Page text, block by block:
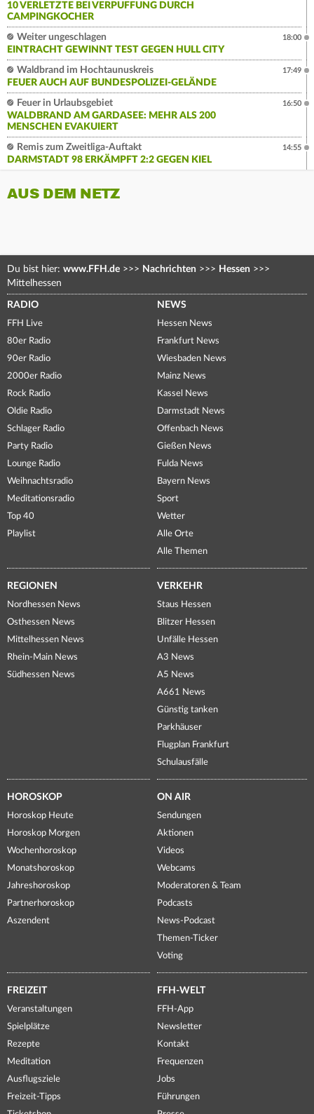
10 VERLETZTE BEI VERPUFFUNG DURCH
CAMPINGKOCHER
Weiter ungeschlagen
EINTRACHT GEWINNT TEST GEGEN HULL CITY
18:00
Waldbrand im Hochtaunuskreis
FEUER AUCH AUF BUNDESPOLIZEI-GELÄNDE
17:49
Feuer in Urlaubsgebiet
WALDBRAND AM GARDASEE: MEHR ALS 200
MENSCHEN EVAKUIERT
16:50
Remis zum Zweitliga-Auftakt
DARMSTADT 98 ERKÄMPFT 2:2 GEGEN KIEL
14:55
AUS DEM NETZ
Du bist hier: www.FFH.de >>> Nachrichten >>> Hessen >>>
Mittelhessen
RADIO
FFH Live
80er Radio
90er Radio
2000er Radio
Rock Radio
Oldie Radio
Schlager Radio
Party Radio
Lounge Radio
Weihnachtsradio
Meditationsradio
Top 40
Playlist
NEWS
Hessen News
Frankfurt News
Wiesbaden News
Mainz News
Kassel News
Darmstadt News
Offenbach News
Gießen News
Fulda News
Bayern News
Sport
Wetter
Alle Orte
Alle Themen
REGIONEN
Nordhessen News
Osthessen News
Mittelhessen News
Rhein-Main News
Südhessen News
VERKEHR
Staus Hessen
Blitzer Hessen
Unfälle Hessen
A3 News
A5 News
A661 News
Günstig tanken
Parkhäuser
Flugplan Frankfurt
Schulausfälle
HOROSKOP
Horoskop Heute
Horoskop Morgen
Wochenhoroskop
Monatshoroskop
Jahreshoroskop
Partnerhoroskop
Aszendent
ON AIR
Sendungen
Aktionen
Videos
Webcams
Moderatoren & Team
Podcasts
News-Podcast
Themen-Ticker
Voting
FREIZEIT
Veranstaltungen
Spielplätze
Rezepte
Meditation
Ausflugsziele
Freizeit-Tipps
FFH-WELT
FFH-App
Newsletter
Kontakt
Frequenzen
Jobs
Führungen